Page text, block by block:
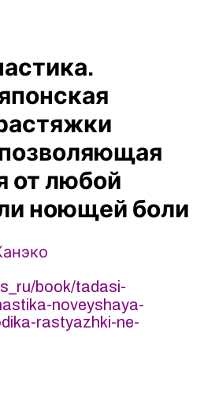
от любой
ноющей боли
book/tadasi-
noveyshaya-
rastyazhki-ne-